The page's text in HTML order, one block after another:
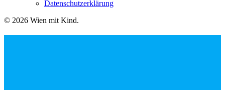
Datenschutzerklärung
© 2026 Wien mit Kind.